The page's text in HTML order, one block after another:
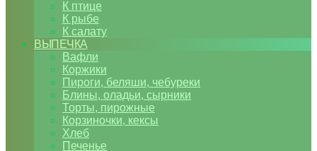
К птице
К рыбе
К салату
ВЫПЕЧКА
Вафли
Коржики
Пироги, беляши, чебуреки
Блины, оладьи, сырники
Торты, пирожные
Корзиночки, кексы
Хлеб
Печенье